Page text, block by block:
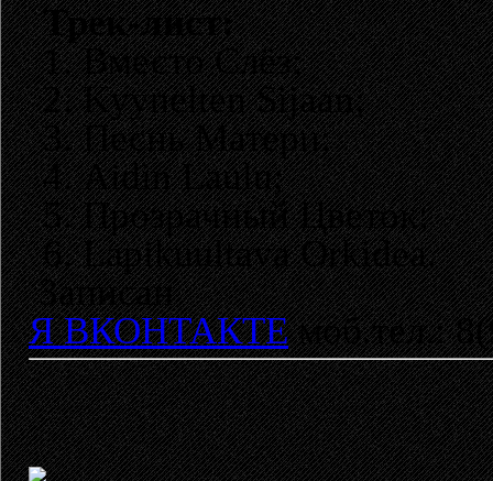
Трек-лист:
1. Вместо Слёз;
2. Kyynelten Sijaan;
3. Песнь Матери;
4. Aidin Laulu;
5. Прозрачный Цветок;
6. Lapikuultava Orkidea.
Записан
Я ВКОНТАКТЕмоб.тел.: